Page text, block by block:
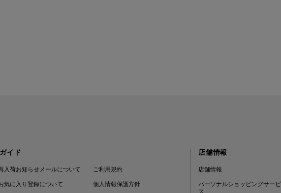
イド
入荷お知らせメールについて
気に入り登録について
ご利用規約
個人情報保護方針
店舗情報
店舗情報
パーソナルショッピングサービ